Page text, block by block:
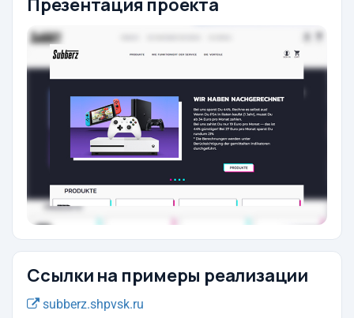
Презентация проекта
Ссылки на примеры реализации
subberz.shpvsk.ru